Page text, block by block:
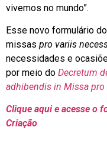
vivemos no mundo”.
Esse novo formulário
missas pro variis
necessidades e
por meio do Decretum
adhibendis in Missa pro
Clique aqui e acesse o
Criação